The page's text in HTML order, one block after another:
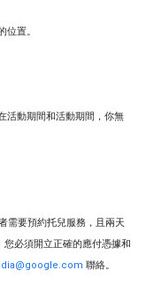
置。
活動期間和活動期間，你無
需要預約托兒服務，且兩天
您必須開立正確的應付憑據和
聯絡。